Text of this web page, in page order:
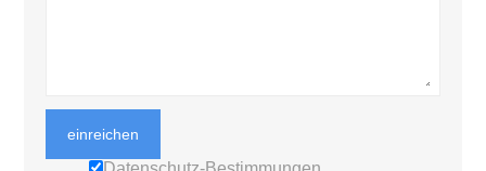
einreichen